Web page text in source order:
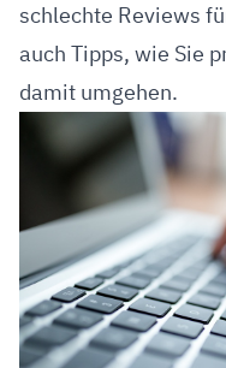
schlechte Reviews
auch Tipps, wie Sie
damit umgehen.